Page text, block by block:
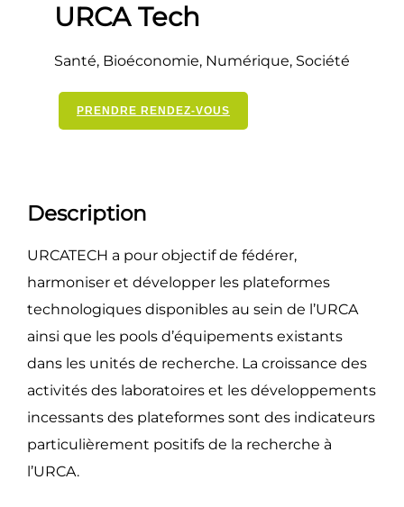
URCA Tech
Santé, Bioéconomie, Numérique, Société
PRENDRE RENDEZ-VOUS
Description
URCATECH a pour objectif de fédérer,
harmoniser et développer les plateformes
technologiques disponibles au sein de l’URCA
ainsi que les pools d’équipements existants
dans les unités de recherche. La croissance des
activités des laboratoires et les développements
incessants des plateformes sont des indicateurs
particulièrement positifs de la recherche à
l’URCA.